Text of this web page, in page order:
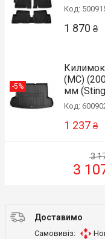
Код:
1 870 ₴
-5%
Килимок
(MC)
мм
Код:
1 237 ₴
3
3
Доставимо
Самовивіз: